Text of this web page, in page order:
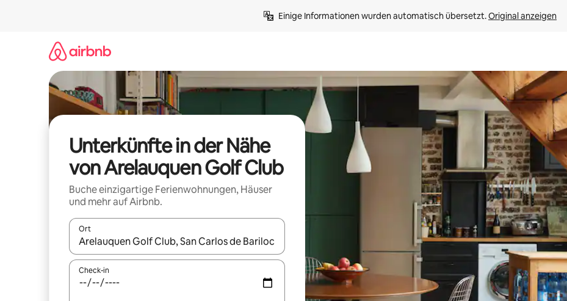
Einige Informationen wurden automatisch übersetzt. Original anzeigen
Unterkünfte in der Nähe
von Arelauquen Golf Club
Buche einzigartige Ferienwohnungen, Häuser
und mehr auf Airbnb.
Ort
Wenn Ergebnisse verfügbar sind, navigiere mit den Pfeiltasten nach oben und unten oder erkunde die Ergebnisse durch
Check-in